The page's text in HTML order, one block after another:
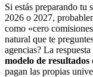
Si estás preparando tu
2026 o 2027,
como «cero
natural que te
agencias? La
modelo de resultados
pagan las propias